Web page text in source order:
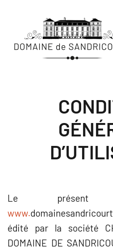
Accéder au contenu
Le présent
www.
édité par la société
DOMAINE DE